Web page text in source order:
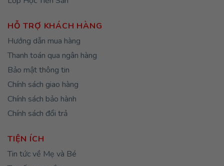
HỖ TRỢ KHÁCH HÀNG
Hướng dẫn mua hàng
Thanh toán qua ngân hàng
Bảo mật thông tin
Chính sách giao hàng
Chính sách bảo hành
Chính sách đổi trả
TIỆN ÍCH
Tin tức về Mẹ và Bé